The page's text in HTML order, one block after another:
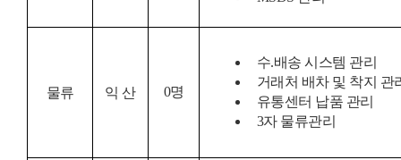
물류 익 산 0명
수.배송 시스템 관리
거래처 배차 및 착지 관
유통센터 납품 관리
3자 물류관리